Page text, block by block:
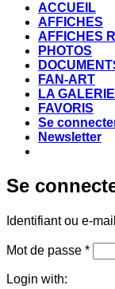
ACCUEIL
AFFICHES
AFFICHES
PHOTOS
FAN-ART
LA GALERIE
FAVORIS
Se
Newsletter
Se
Identifiant ou e-mail
Mot de passe *
Login with: